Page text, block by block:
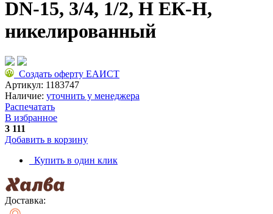
DN-15, 3/4, 1/2, Н ЕК-Н,
никелированный
Создать оферту ЕАИСТ
Артикул: 1183747
Наличие: уточнить у менеджера
Распечатать
В избранное
3 111
Добавить в корзину
Купить в один клик
Доставка: